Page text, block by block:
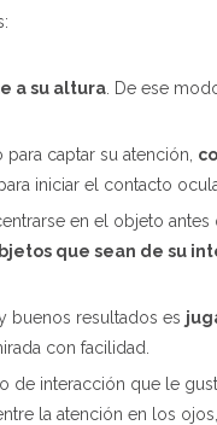
a su altura . De ese
captar su atención,
iniciar el contacto
en el objeto
que sean de su
buenos resultados es
con facilidad.
de interacción que le
la atención en los